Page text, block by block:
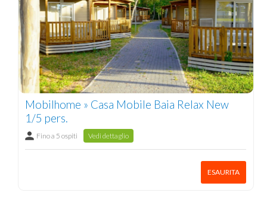
Mobilhome » Casa Mobile Baia Relax New
1/5 pers.
Fino a 5 ospiti Vedi dettaglio
ESAURITA